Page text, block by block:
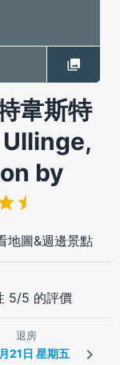
韋斯特
by
地圖&週邊景點
5/5 的評價
退房